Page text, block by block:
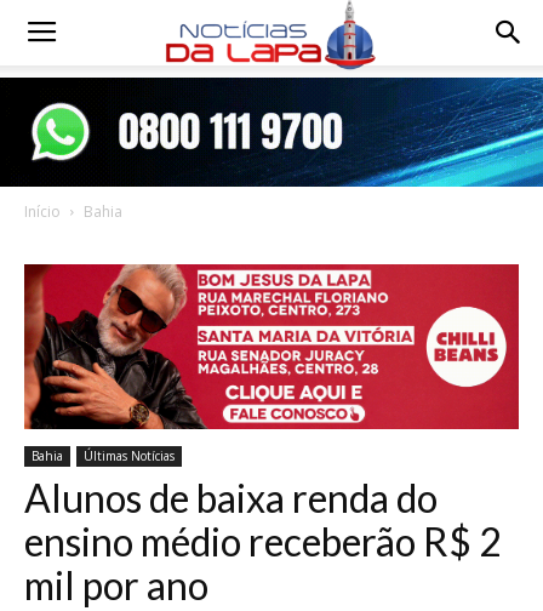
Notícias
Início Bahia
Bahia Últimas Notícias
Alunos de baixa renda do
ensino médio receberão R$ 2
mil por ano